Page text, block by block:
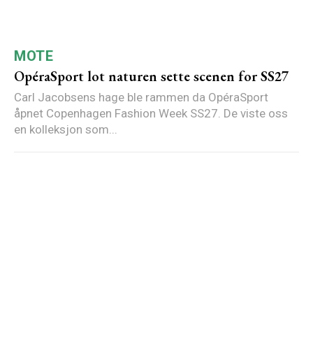
MOTE
OpéraSport lot naturen sette scenen for SS27
Carl Jacobsens hage ble rammen da OpéraSport
åpnet Copenhagen Fashion Week SS27. De viste oss
en kolleksjon som...